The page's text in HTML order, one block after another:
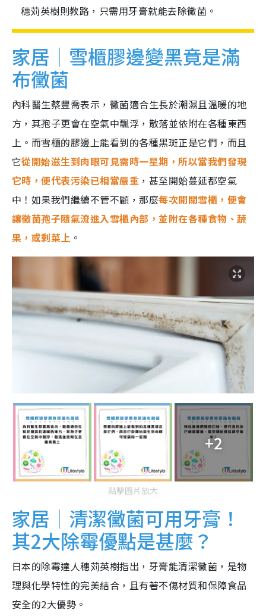
穗苅英樹則教路，只需用牙膏就能去除黴菌。
家居｜雪櫃膠邊變黑竟是滿
布黴菌
內科醫生蔡豐喬表示，黴菌適合生長於潮濕且溫暖的地
方，其孢子更會在空氣中飄浮，散落並依附在各種東西
上。而雪櫃的膠邊上能看到的各種黑斑正是它們，而且
它從開始滋生到肉眼可見需時一星期，所以當我們發現
它時，便代表污染已相當嚴重 ，甚至開始蔓延都空氣
中！如果我們繼續不管不顧，那麼每次開關雪櫃，便會
讓黴菌孢子隨氣流進入雪櫃內部，並附在各種食物、蔬
果，或剩菜上 。
+2
點擊圖片放大
家居｜清潔黴菌可用牙膏！
其2大除霉優點是甚麼？
日本的除霉達人穗苅英樹指出，牙膏能清潔黴菌，是物
理與化學特性的完美結合，且有著不傷材質和保障食品
安全的2大優勢。